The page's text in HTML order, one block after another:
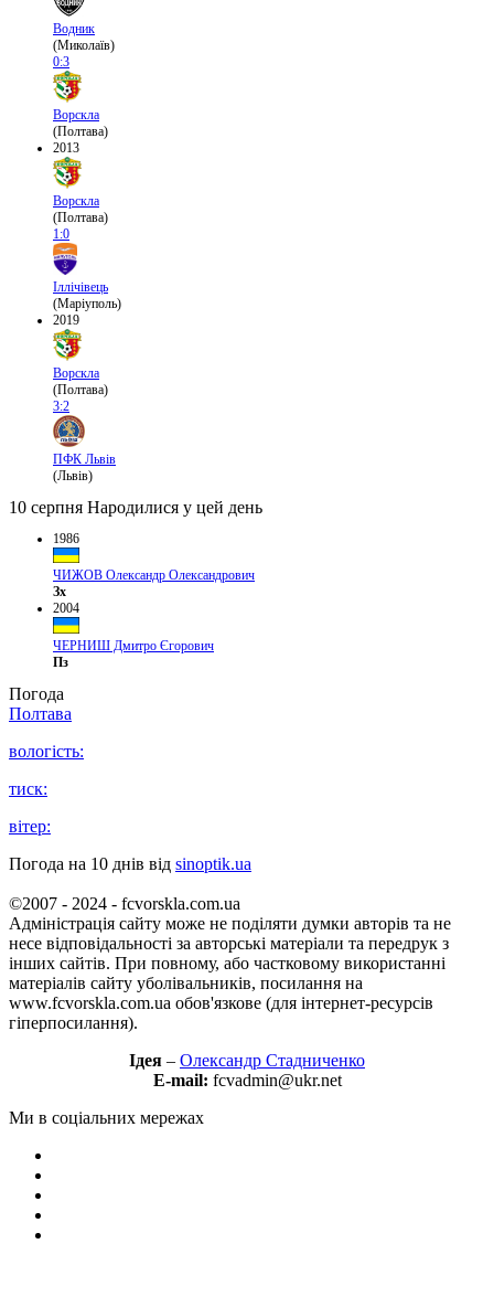
Водник
(Миколаїв)
0:3
Ворскла
(Полтава)
2013
Ворскла
(Полтава)
1:0
Іллічівець
(Маріуполь)
2019
Ворскла
(Полтава)
3:2
ПФК Львів
(Львів)
10 серпня Народилися у цей день
1986
ЧИЖОВ Олександр Олександрович
Зх
2004
ЧЕРНИШ Дмитро Єгорович
Пз
Погода
Полтава
вологість:
тиск:
вітер:
Погода на 10 днів від sinoptik.ua
©2007 - 2024 - fcvorskla.com.ua
Адміністрація сайту може не поділяти думки авторів та не
несе відповідальності за авторські матеріали та передрук з
інших сайтів. При повному, або частковому використанні
матеріалів сайту уболівальників, посилання на
www.fcvorskla.com.ua обов'язкове (для інтернет-ресурсів
гіперпосилання).
Ідея – Олександр Стадниченко
E-mail: fcvadmin@ukr.net
Ми в соціальних мережах